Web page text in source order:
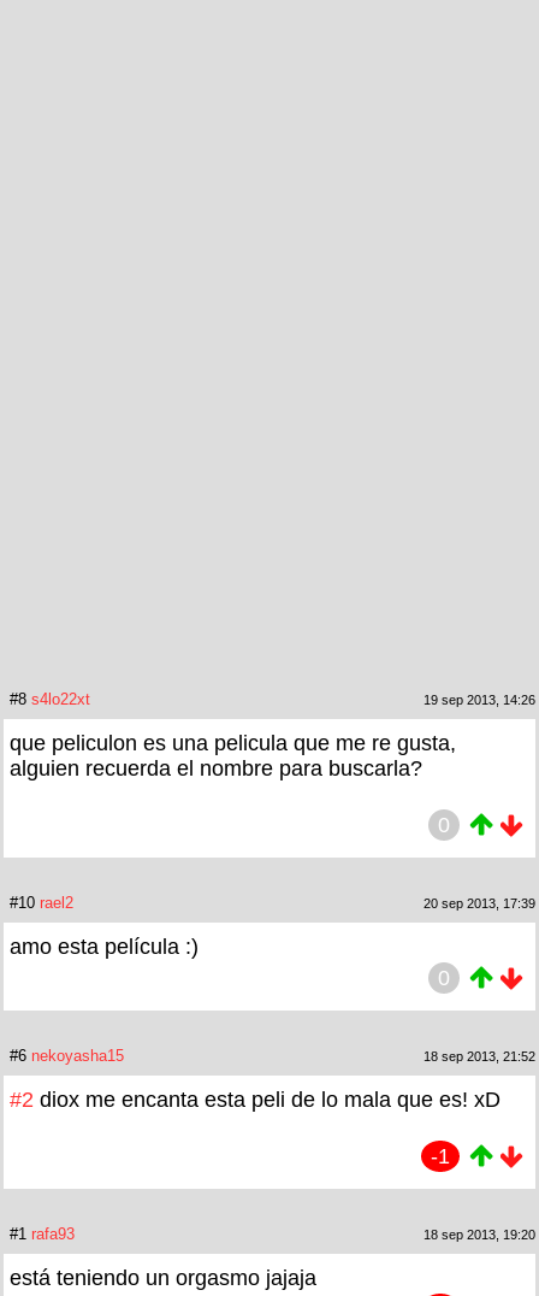
#8 s4lo22xt 19 sep 2013, 14:26
que peliculon es una pelicula que me re gusta,
alguien recuerda el nombre para buscarla?
0
#10 rael2 20 sep 2013, 17:39
amo esta película :)
0
#6 nekoyasha15 18 sep 2013, 21:52
#2 diox me encanta esta peli de lo mala que es! xD
-1
#1 rafa93 18 sep 2013, 19:20
está teniendo un orgasmo jajaja